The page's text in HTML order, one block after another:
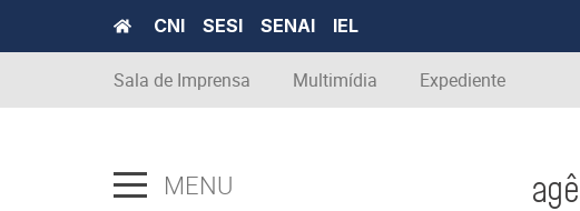
CNI SESI SENAI IEL
Sala de Imprensa Multimídia Expediente
MENU